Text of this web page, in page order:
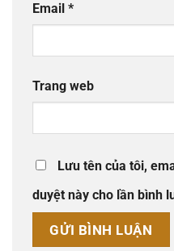
Email *
Trang web
Lưu tên của tôi,
duyệt này cho lần bình